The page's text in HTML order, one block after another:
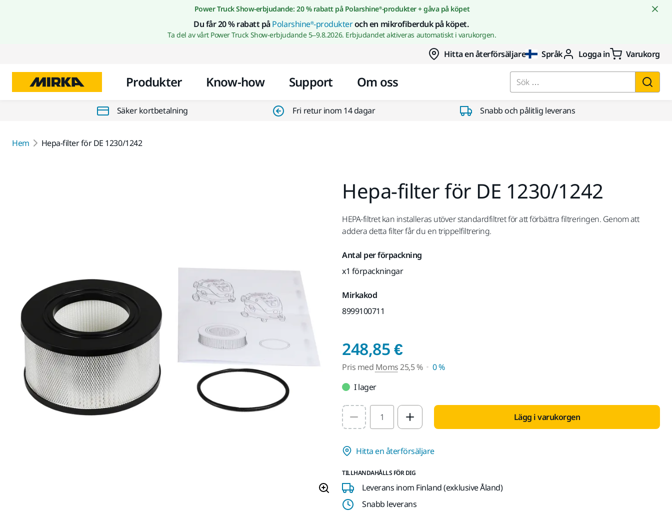
Gå till innehållet
Power Truck Show-erbjudande: 20 % rabatt på Polarshine®-produkter + gåva på köpet
Du får 20 % rabatt påPolarshine®-produkteroch en mikrofiberduk på köpet.
Ta del av vårt Power Truck Show-erbjudande 5–9.8.2026. Erbjudandet aktiveras automatiskt i varukorgen.
Hitta en återförsäljare Språk Logga in Varukorg
Produkter Know-how Support Om oss Sök …
Säker kortbetalning Fri retur inom 14 dagar Snabb och pålitlig leverans
Hem Hepa-filter för DE 1230/1242
Hepa-filter för DE 1230/1242
HEPA-filtret kan installeras utöver standardfiltret för att förbättra filtreringen. Genom att
addera detta filter får du en trippelfiltrering.
Antal per förpackning
x1 förpackningar
Mirkakod
8999100711
248,85 €Pris med Moms 25,5 %
Pris med Moms25,5 %
0 %
I lager
Select quantity value Lägg i varukorgen
Hitta en återförsäljare
TILLHANDAHÅLLS FÖR DIG
Leverans inom Finland (exklusive Åland)
Snabb leverans